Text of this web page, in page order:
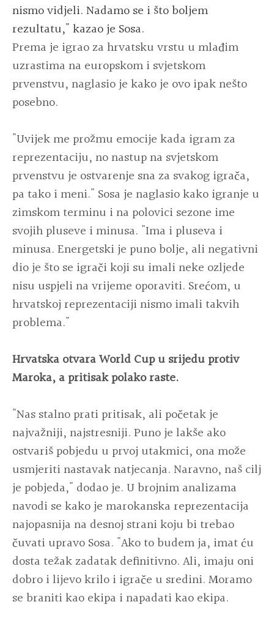
nismo vidjeli. Nadamo se i što boljem
rezultatu," kazao je Sosa.
Prema je igrao za hrvatsku vrstu u mlađim
uzrastima na europskom i svjetskom
prvenstvu, naglasio je kako je ovo ipak nešto
posebno.
"Uvijek me prožmu emocije kada igram za
reprezentaciju, no nastup na svjetskom
prvenstvu je ostvarenje sna za svakog igrača,
pa tako i meni." Sosa je naglasio kako igranje u
zimskom terminu i na polovici sezone ime
svojih pluseve i minusa. "Ima i pluseva i
minusa. Energetski je puno bolje, ali negativni
dio je što se igrači koji su imali neke ozljede
nisu uspjeli na vrijeme oporaviti. Srećom, u
hrvatskoj reprezentaciji nismo imali takvih
problema."
Hrvatska otvara World Cup u srijedu protiv
Maroka, a pritisak polako raste.
"Nas stalno prati pritisak, ali početak je
najvažniji, najstresniji. Puno je lakše ako
ostvariš pobjedu u prvoj utakmici, ona može
usmjeriti nastavak natjecanja. Naravno, naš cilj
je pobjeda," dodao je. U brojnim analizama
navodi se kako je marokanska reprezentacija
najopasnija na desnoj strani koju bi trebao
čuvati upravo Sosa. "Ako to budem ja, imat ću
dosta težak zadatak definitivno. Ali, imaju oni
dobro i lijevo krilo i igrače u sredini. Moramo
se braniti kao ekipa i napadati kao ekipa.